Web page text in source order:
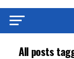
All posts